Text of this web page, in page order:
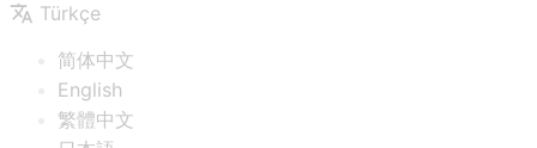
Türkçe
简体中文
English
繁體中文